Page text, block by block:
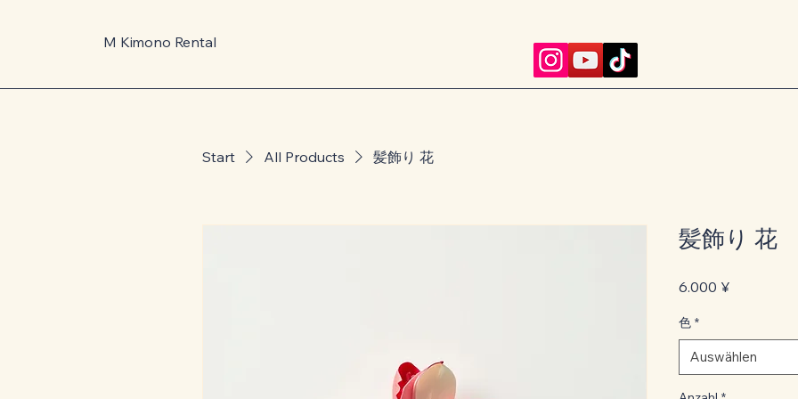
M Kimono Rental
Start All Products 髪飾り 花
髪飾り 花
6.000 ¥Preis
色 *
Auswählen